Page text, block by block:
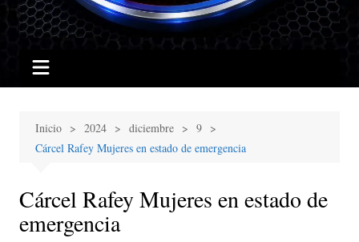
Inicio 2024 diciembre
9
Cárcel Rafey Mujeres en estado de emergencia
Cárcel Rafey Mujeres en estado de
emergencia